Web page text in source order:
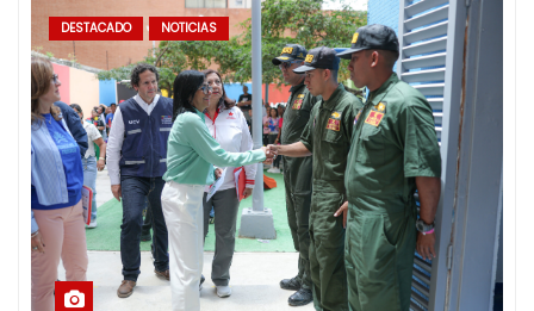
DESTACADO NOTICIAS